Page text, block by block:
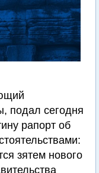
подал сегодня
рапорт об
зятем нового